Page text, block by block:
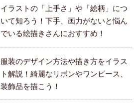
イラストの「上手さ」や「絵柄」につ
いて知ろう！下手、画力がないと悩ん
でいる絵描きさんにおすすめ！
服装のデザイン方法や描き方をイラス
ト解説！綺麗なリボンやワンピース、
装飾品を描こう！